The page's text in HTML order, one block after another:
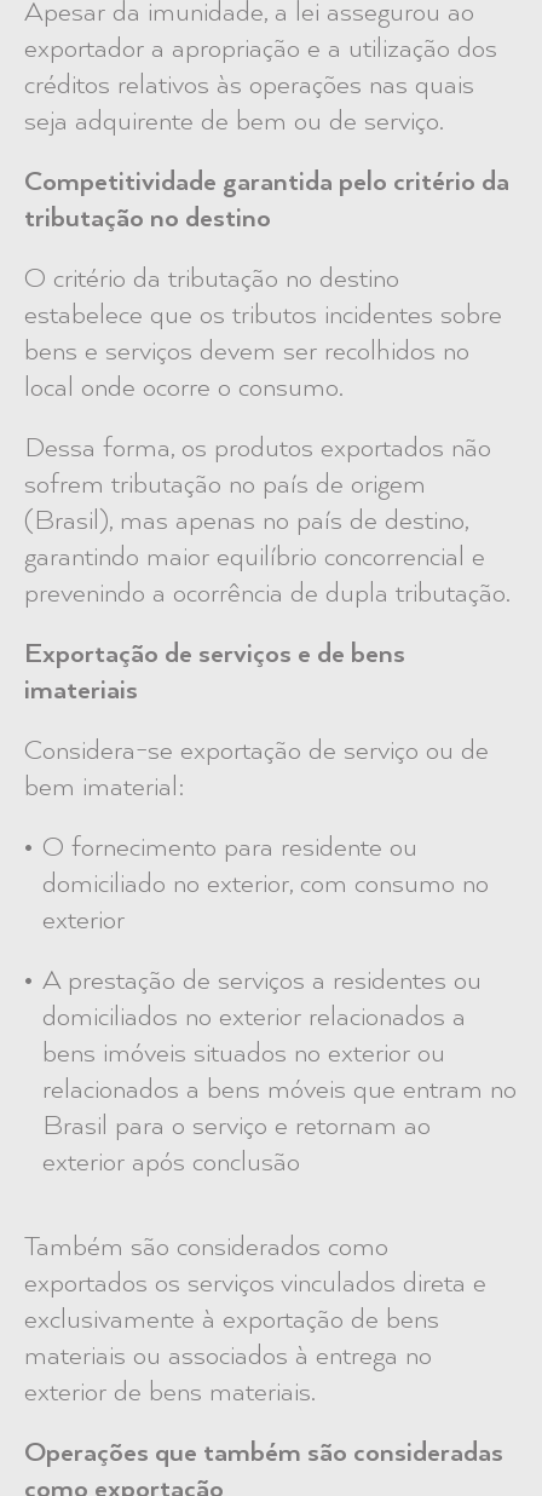
Apesar da imunidade, a lei assegurou ao
exportador a apropriação e a utilização dos
créditos relativos às operações nas quais
seja adquirente de bem ou de serviço.
Competitividade garantida pelo critério da
tributação no destino
O critério da tributação no destino
estabelece que os tributos incidentes sobre
bens e serviços devem ser recolhidos no
local onde ocorre o consumo.
Dessa forma, os produtos exportados não
sofrem tributação no país de origem
(Brasil), mas apenas no país de destino,
garantindo maior equilíbrio concorrencial e
prevenindo a ocorrência de dupla tributação.
Exportação de serviços e de bens
imateriais
Considera-se exportação de serviço ou de
bem imaterial:
O fornecimento para residente ou
domiciliado no exterior, com consumo no
exterior
A prestação de serviços a residentes ou
domiciliados no exterior relacionados a
bens imóveis situados no exterior ou
relacionados a bens móveis que entram no
Brasil para o serviço e retornam ao
exterior após conclusão
Também são considerados como
exportados os serviços vinculados direta e
exclusivamente à exportação de bens
materiais ou associados à entrega no
exterior de bens materiais.
Operações que também são consideradas
como exportação